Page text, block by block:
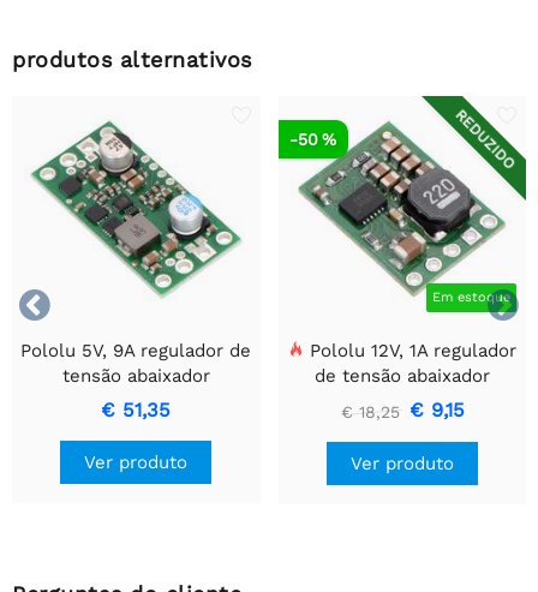
produtos alternativos


Pololu 5V, 9A regulador de
tensão abaixador
D24V90F5
€ 51,35
Ver produto
REDUZIDO
Em estoque
-50 %
Pololu 12V, 1A regulador
de tensão abaixador
D24V10F12
€ 18,25 € 9,15
Ver produto